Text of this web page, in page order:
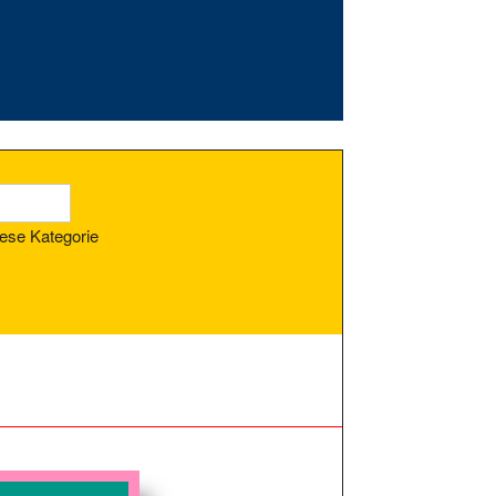
Kategorie